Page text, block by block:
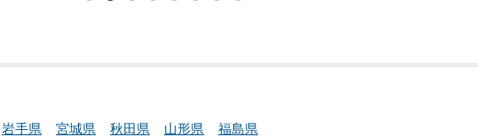
岩手県 宮城県 秋田県 山形県 福島県